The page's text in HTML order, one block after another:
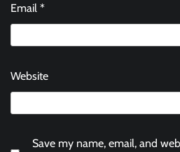
Email *
Website
Save my name, email, and